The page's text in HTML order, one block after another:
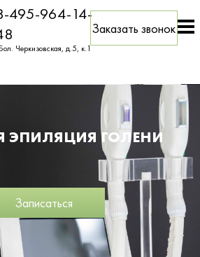
495-964-14-
Черкизовская, д.5, к.1
Заказать звонок
ЭПИЛЯЦИЯ ГОЛЕНИ
Записаться